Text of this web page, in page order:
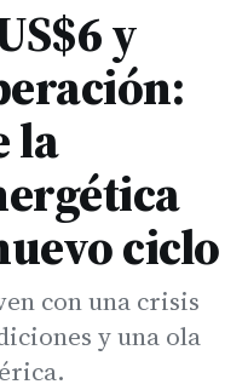
y
la
ciclo
con una crisis
y una ola